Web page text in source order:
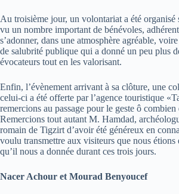
Au troisième jour, un volontariat a été organisé
vu un nombre important de bénévoles,
s’adonner, dans une atmosphère agréable,
de salubrité publique qui a donné un peu plus
évocateurs tout en les valorisant.
Enfin, l’évènement arrivant à sa clôture, une
celui-ci a été offerte par l’agence touristique
remercions au passage pour le geste ô combien
Remercions tout autant M. Hamdad,
romain de Tigzirt d’avoir été généreux en
voulu transmettre aux visiteurs que nous étions
qu’il nous a donnée durant ces trois jours.
Nacer Achour et Mourad Benyoucef